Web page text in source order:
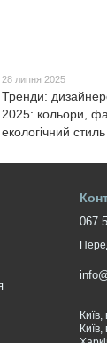
28 липня 2025
Тренди:
2025: кольори,
екологічний стиль
067